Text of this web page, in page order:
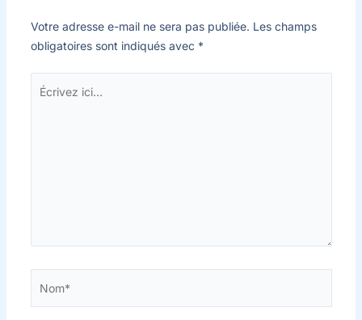
Votre adresse e-mail ne sera pas publiée. Les champs
obligatoires sont indiqués avec *
ici…